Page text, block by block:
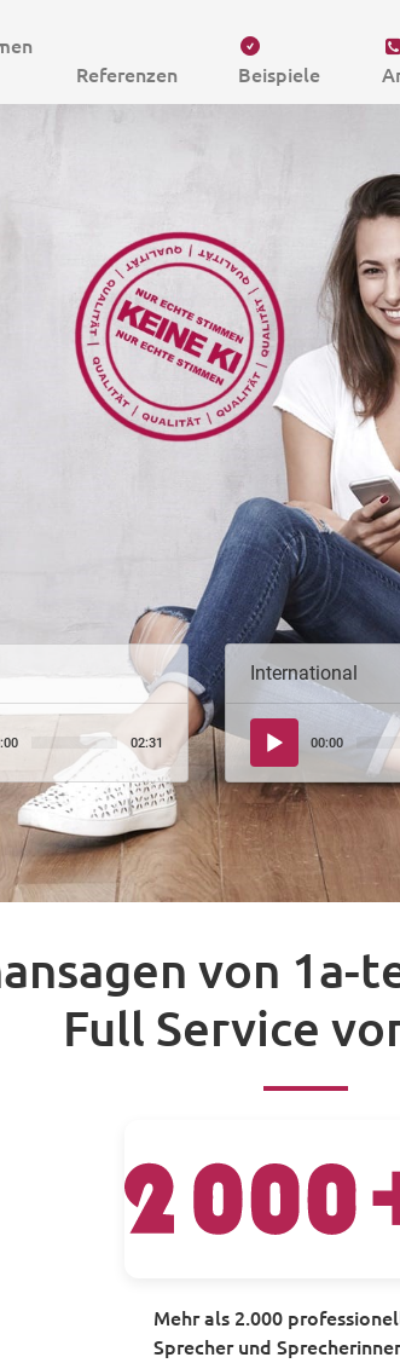
Referenzen
Beispiele
02:31
International
Audio-
Player
00:00
von 1a-
Full Service
Mehr als 2.000
Sprecher und